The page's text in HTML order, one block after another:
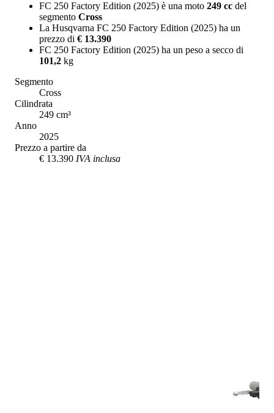
FC 250 Factory Edition (2025) è una moto 249 cc del
segmento Cross
La Husqvarna FC 250 Factory Edition (2025) ha un
prezzo di € 13.390
FC 250 Factory Edition (2025) ha un peso a secco di
101,2 kg
Segmento
Cross
Cilindrata
249 cm³
Anno
2025
Prezzo a partire da
€ 13.390 IVA inclusa